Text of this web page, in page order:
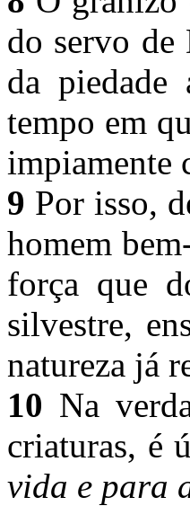
do servo de
da piedade
tempo em
impiamente
9 Por isso,
homem
força que
silvestre,
natureza já
10 Na
criaturas, é
vida e para